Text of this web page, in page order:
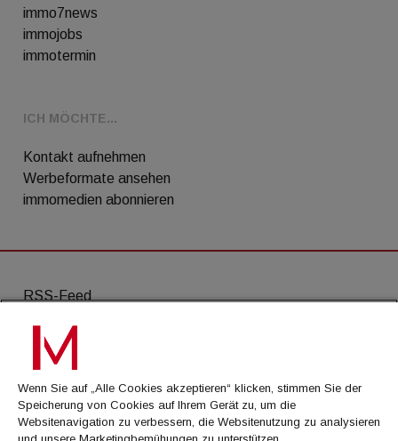
immo7news
immojobs
immotermin
ICH MÖCHTE...
Kontakt aufnehmen
Werbeformate ansehen
immomedien abonnieren
RSS-Feed
AGB
Datenschutz
Kontakt
Impressum
Wenn Sie auf „Alle Cookies akzeptieren“ klicken, stimmen Sie der
Speicherung von Cookies auf Ihrem Gerät zu, um die
Websitenavigation zu verbessern, die Websitenutzung zu analysieren